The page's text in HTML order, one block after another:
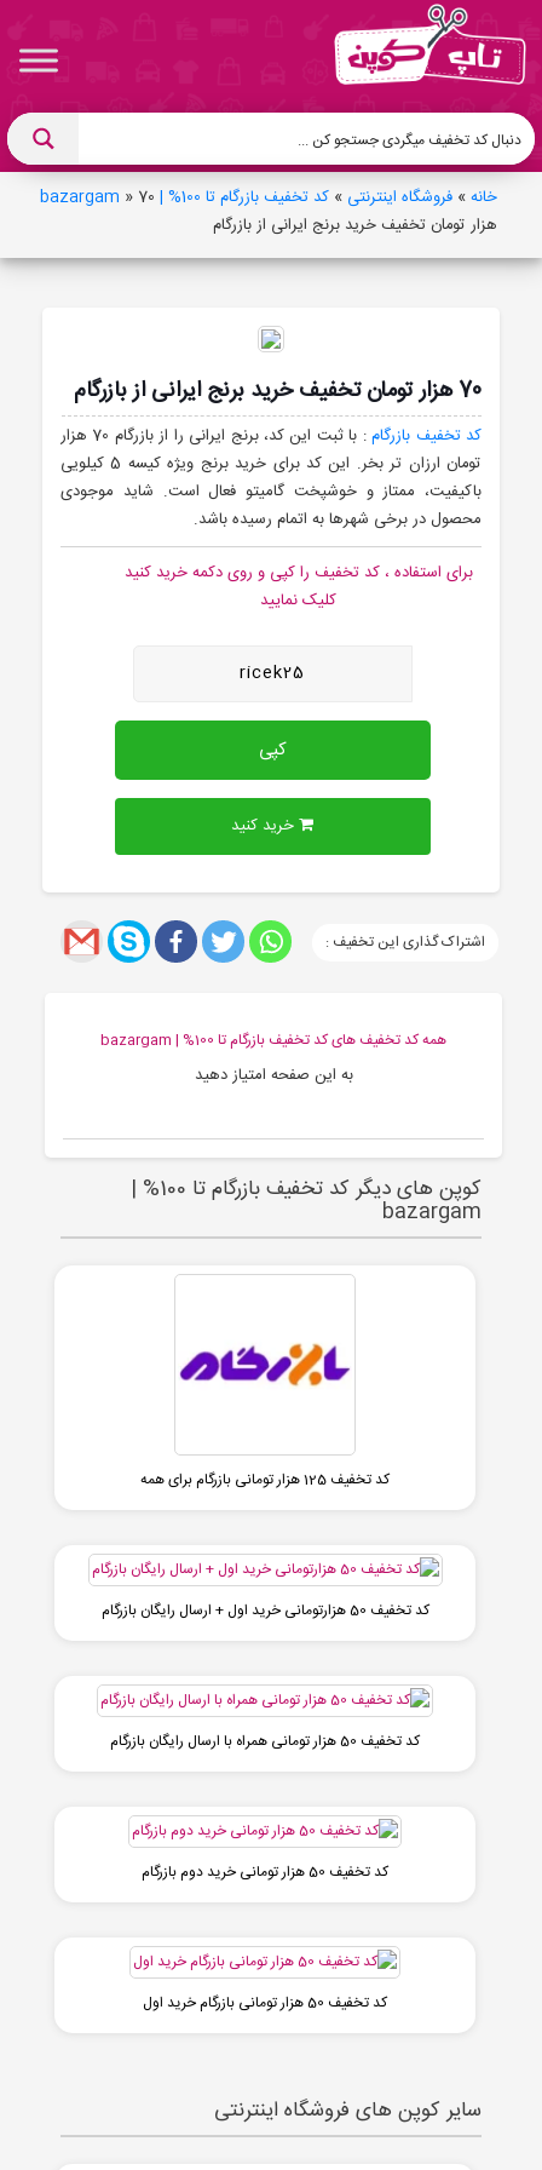
خانه» فروشگاه اینترنتی » کد تخفیف بازرگام تا 100% | bazargam » 70
هزار تومان تخفیف خرید برنج ایرانی از بازرگام
70 هزار تومان تخفیف خرید برنج ایرانی از بازرگام
کد تخفیف بازرگام
: با ثبت این کد، برنج ایرانی را از بازرگام 70 هزار
تومان ارزان تر بخر. این کد برای خرید برنج ویژه کیسه 5 کیلویی
باکیفیت، ممتاز و خوشپخت گامیتو فعال است. شاید موجودی
محصول در برخی شهرها به اتمام رسیده باشد.
برای استفاده ، کد تخفیف را کپی و روی دکمه خرید کنید
کلیک نمایید
ricek25
کپی
خرید کنید
اشتراک گذاری این تخفیف :
همه کد تخفیف های کد تخفیف بازرگام تا 100% | bazargam
به این صفحه امتیاز دهید
کوپن های دیگر کد تخفیف بازرگام تا 100% |
bazargam
کد تخفیف 125 هزار تومانی بازرگام برای همه
کد تخفیف 50 هزارتومانی خرید اول + ارسال رایگان بازرگام
کد تخفیف 50 هزار تومانی همراه با ارسال رایگان بازرگام
کد تخفیف 50 هزار تومانی خرید دوم بازرگام
کد تخفیف 50 هزار تومانی بازرگام خرید اول
سایر کوپن های فروشگاه اینترنتی